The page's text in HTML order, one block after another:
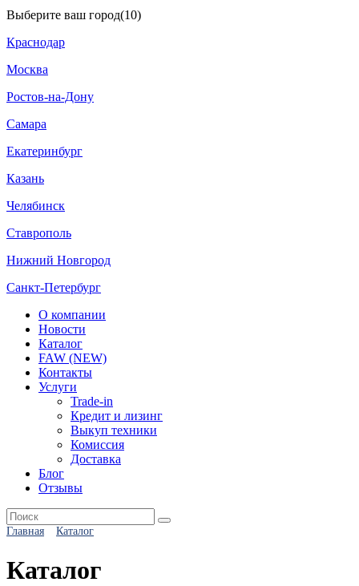
Выберите ваш город(10)
Краснодар
Москва
Ростов-на-Дону
Самара
Екатеринбург
Казань
Челябинск
Ставрополь
Нижний Новгород
Санкт-Петербург
О компании
Новости
Каталог
FAW (NEW)
Контакты
Услуги
Trade-in
Кредит и лизинг
Выкуп техники
Комиссия
Доставка
Блог
Отзывы
Главная Каталог
Каталог